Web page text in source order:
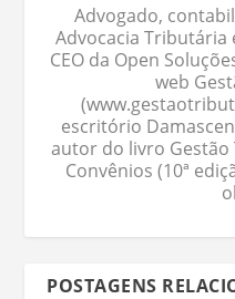
Advogado,
Advocacia Tributária
CEO da Open
web
escritório
autor do livro
Convênios (10ª
POSTAGENS